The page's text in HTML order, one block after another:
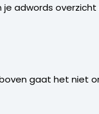
adwords
gaat het niet